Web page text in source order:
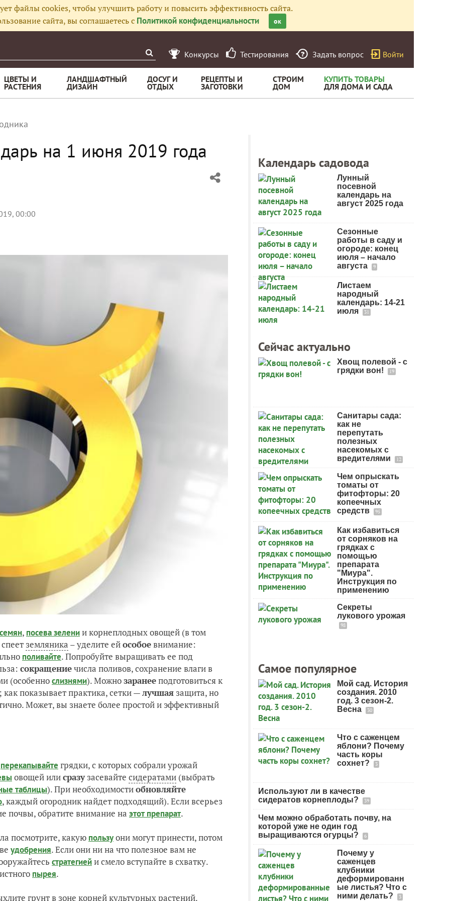
файлы cookies, чтобы улучшить работу и повысить эффективность сайта.
сайта, вы соглашаетесь с Политикой конфиденциальности ок
Конкурсы Тестирования Задать вопрос Войти
ЦВЕТЫ И
РАСТЕНИЯ
ЛАНДШАФТНЫЙ
ДИЗАЙН
ДОСУГ И
ОТДЫХ
РЕЦЕПТЫ И
ЗАГОТОВКИ
СТРОИМ
ДОМ
КУПИТЬ ТОВАРЫ
ДЛЯ ДОМА И САДА
на 1 июня 2019 года
00:00
, посева зелении корнеплодных овощей (в том
земляника – уделите ейособоевнимание:
поливайте. Попробуйте выращивать ее под
сокращениечисла поливов, сохранение влаги в
(особеннослизнями). Можнозаранееподготовиться к
показывает практика, сетки —лучшая защита, но
Может, вы знаете более простой и эффективный
перекапывайте грядки, с которых собрали урожай
овощей илисразузасевайте сидератами (выбрать
таблицы). При необходимостиобновляйте
, каждый огородник найдет подходящий). Если всерьез
почвы, обратите внимание на этот препарат.
посмотрите, какую пользуони могут принести, потом
удобрения. Если они ни на что полезное вам не
стратегиейи смело вступайте в схватку.
пырея.
грунт в зоне корней культурных растений.
Календарь садовода
Лунный
посевной
календарь на
август 2025 года
Сезонные
работы в саду и
огороде: конец
июля – начало
августа
9
Листаем
народный
календарь: 14-21
июля
31
Сейчас актуально
Хвощ полевой - с
грядки вон!
19
Санитары сада:
как не
перепутать
полезных
насекомых с
вредителями
12
Чем опрыскать
томаты от
фитофторы: 20
копеечных
средств
95
Как избавиться
от сорняков на
грядках с
помощью
препарата
"Миура".
Инструкция по
применению
Секреты
лукового урожая
98
Самое популярное
Мой сад. История
создания. 2010
год. 3 сезон-2.
Весна
30
Что с саженцем
яблони? Почему
часть коры
сохнет?
3
Используют ли в качестве
сидератов корнеплоды?
39
Чем можно обработать почву, на
которой уже не один год
выращиваются огурцы?
6
Почему у
саженцев
клубники
деформированн
ые листья? Что с
ними делать?
3